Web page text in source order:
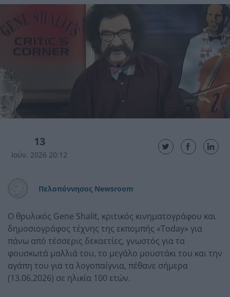
13
Ιούν. 2026 20:12
Πελοπόννησος Newsroom
Ο θρυλικός Gene Shalit, κριτικός κινηματογράφου και
δημοσιογράφος τέχνης της εκπομπής «Today» για
πάνω από τέσσερις δεκαετίες, γνωστός για τα
φουσκωτά μαλλιά του, το μεγάλο μουστάκι του και την
αγάπη του για τα λογοπαίγνια, πέθανε σήμερα
(13.06.2026) σε ηλικία 100 ετών.